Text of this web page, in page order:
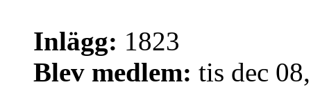
Inlägg: 1823
Blev medlem: tis dec